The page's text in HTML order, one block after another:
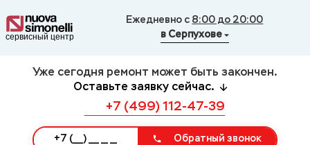
Ежедневно с 8:00 до 20:00
в Серпухове
Уже сегодня ремонт может быть закончен.
Оставьте заявку сейчас.
+7 (499) 112-47-39
Обратный звонок